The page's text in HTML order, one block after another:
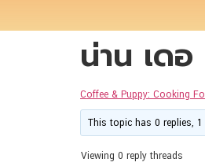
น่าน เด
Coffee & Puppy: Cooking
This topic has 0 replies,
Viewing 0 reply threads